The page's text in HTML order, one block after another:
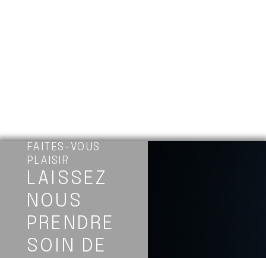
FAITES-VOUS
PLAISIR
LAISSEZ
NOUS
PRENDRE
SOIN DE